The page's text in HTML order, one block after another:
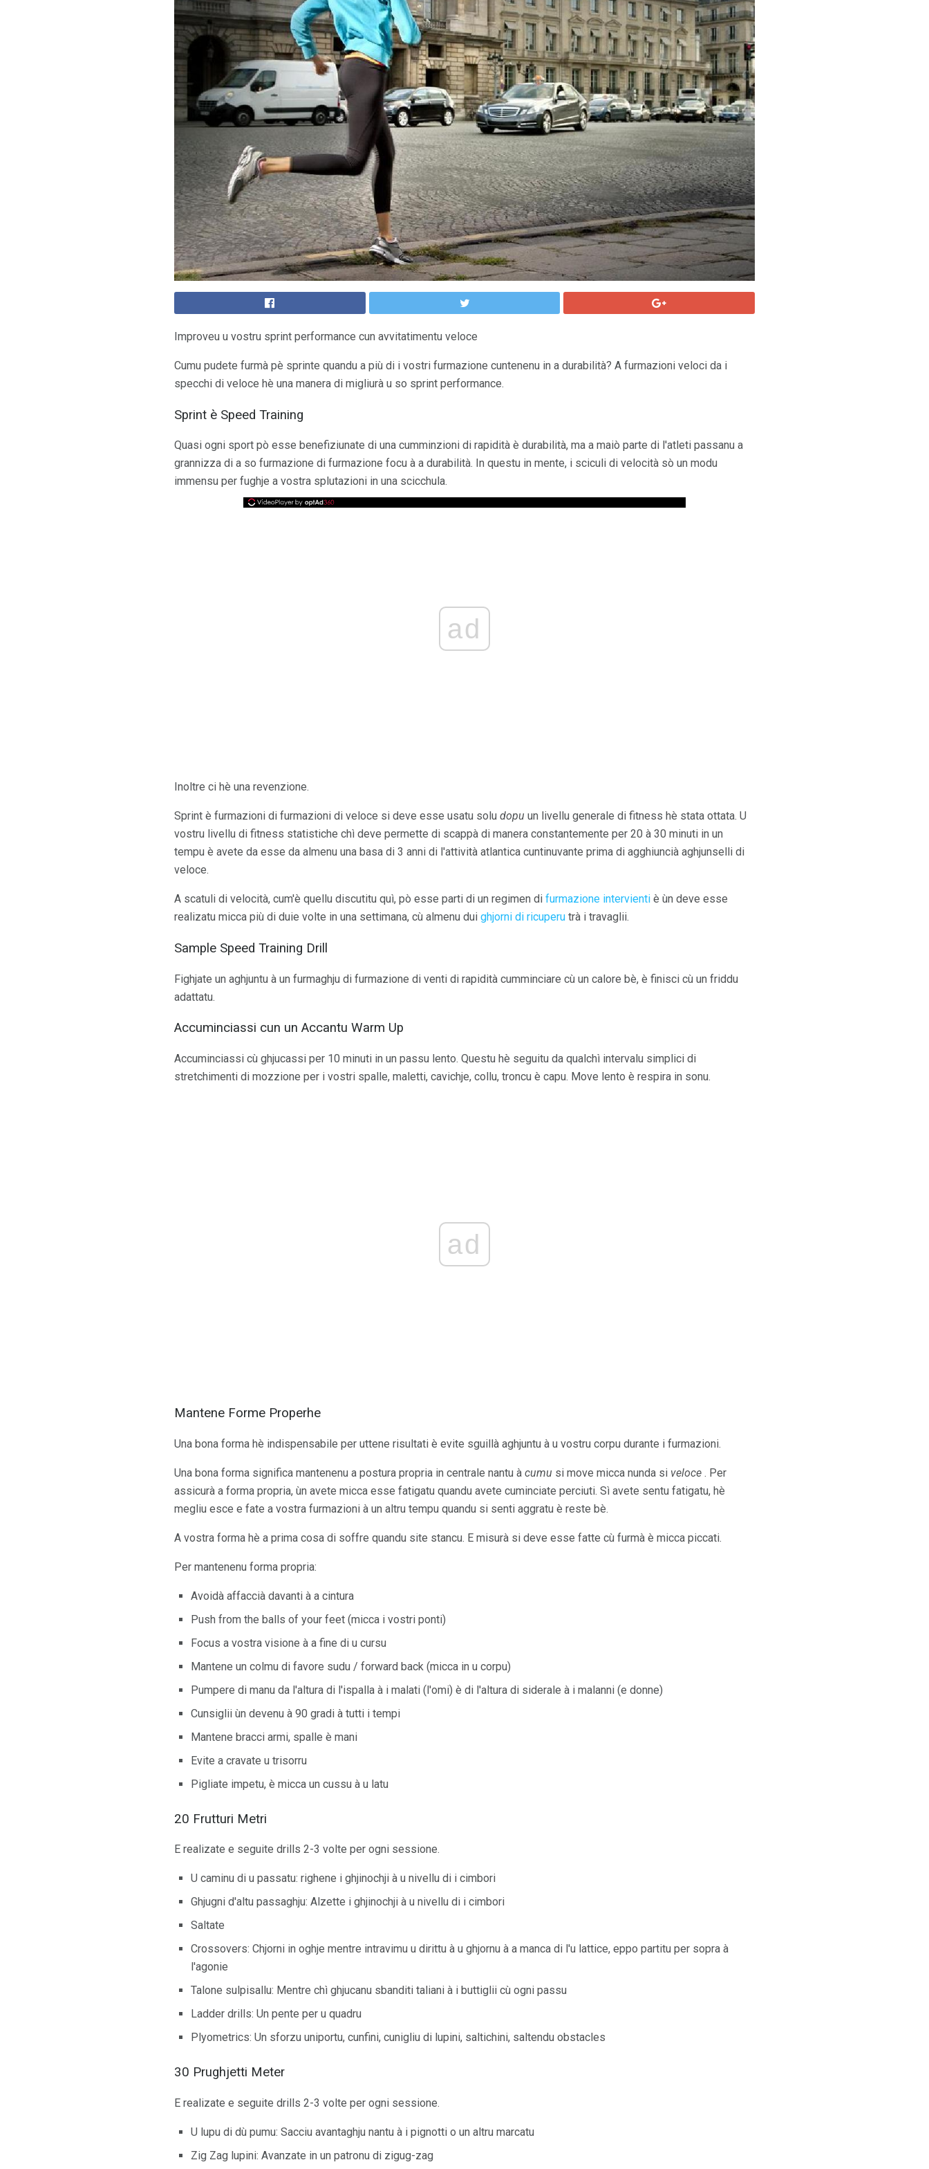
Improveu u vostru sprint performance cun avvitatimentu veloce
Cumu pudete furmà pè sprinte quandu a più di i vostri furmazione cuntenenu in a durabilità? A furmazioni veloci da i
specchi di veloce hè una manera di migliurà u so sprint performance.
Sprint è Speed ​​Training
Quasi ogni sport pò esse benefiziunate di una cumminzioni di rapidità è durabilità, ma a maiò parte di l'atleti passanu a
grannizza di a so furmazione di furmazione focu à a durabilità. In questu in mente, i sciculi di velocità sò un modu
immensu per fughje a vostra splutazioni in una scicchula.
ad
Inoltre ci hè una revenzione.
Sprint è furmazioni di furmazioni di veloce si deve esse usatu solu dopu un livellu generale di fitness hè stata ottata. U
vostru livellu di fitness statistiche chì deve permette di scappà di manera constantemente per 20 à 30 minuti in un
tempu è avete da esse da almenu una basa di 3 anni di l'attività atlantica cuntinuvante prima di agghiuncià aghjunselli di
veloce.
A scatuli di velocità, cum'è quellu discutitu quì, pò esse parti di un regimen di furmazione intervienti è ùn deve esse
realizatu micca più di duie volte in una settimana, cù almenu dui ghjorni di ricuperu trà i travaglii.
Sample Speed ​​Training Drill
Fighjate un aghjuntu à un furmaghju di furmazione di venti di rapidità cumminciare cù un calore bè, è finisci cù un friddu
adattatu.
Accuminciassi cun un Accantu Warm Up
Accuminciassi cù ghjucassi per 10 minuti in un passu lento. Questu hè seguitu da qualchì intervalu simplici di
stretchimenti di mozzione per i vostri spalle, maletti, cavichje, collu, troncu è capu. Move lento è respira in sonu.
ad
Mantene Forme Properhe
Una bona forma hè indispensabile per uttene risultati è evite sguillà aghjuntu à u vostru corpu durante i furmazioni.
Una bona forma significa mantenenu a postura propria in centrale nantu à cumu si move micca nunda si veloce . Per
assicurà a forma propria, ùn avete micca esse fatigatu quandu avete cuminciate perciuti. Sì avete sentu fatigatu, hè
megliu esce e fate a vostra furmazioni à un altru tempu quandu si senti aggratu è reste bè.
A vostra forma hè a prima cosa di soffre quandu site stancu. E misurà si deve esse fatte cù furmà è micca piccati.
Per mantenenu forma propria:
Avoidà affaccià davanti à a cintura
Push from the balls of your feet (micca i vostri ponti)
Focus a vostra visione à a fine di u cursu
Mantene un colmu di favore sudu / forward back (micca in u corpu)
Pumpere di manu da l'altura di l'ispalla à i malati (l'omi) è di l'altura di siderale à i malanni (e donne)
Cunsiglii ùn devenu à 90 gradi à tutti i tempi
Mantene bracci armi, spalle è mani
Evite a cravate u trisorru
Pigliate impetu, è micca un cussu à u latu
20 Frutturi Metri
E realizate e seguite drills 2-3 volte per ogni sessione.
U caminu di u passatu: righene i ghjinochji à u nivellu di i cimbori
Ghjugni d'altu passaghju: Alzette i ghjinochji à u nivellu di i cimbori
Saltate
Crossovers: Chjorni in oghje mentre intravimu u dirittu à u ghjornu à a manca di l'u lattice, eppo partitu per sopra à
l'agonie
Talone sulpisallu: Mentre chì ghjucanu sbanditi taliani à i buttiglii cù ogni passu
Ladder drills: Un pente per u quadru
Plyometrics: Un sforzu uniportu, cunfini, cunigliu di lupini, saltichini, saltendu obstacles
30 Prughjetti Meter
E realizate e seguite drills 2-3 volte per ogni sessione.
U lupu di dù pumu: Sacciu avantaghju nantu à i pignotti o un altru marcatu
Zig Zag lupini: Avanzate in un patronu di zigug-zag